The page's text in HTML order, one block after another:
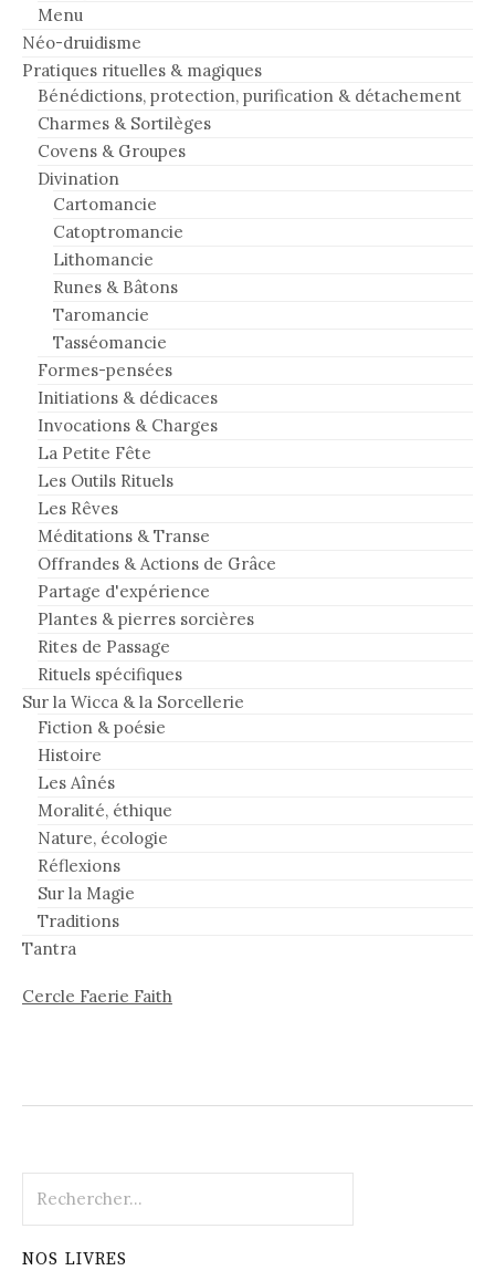
Menu
Néo-druidisme
Pratiques rituelles & magiques
Bénédictions, protection, purification & détachement
Charmes & Sortilèges
Covens & Groupes
Divination
Cartomancie
Catoptromancie
Lithomancie
Runes & Bâtons
Taromancie
Tasséomancie
Formes-pensées
Initiations & dédicaces
Invocations & Charges
La Petite Fête
Les Outils Rituels
Les Rêves
Méditations & Transe
Offrandes & Actions de Grâce
Partage d'expérience
Plantes & pierres sorcières
Rites de Passage
Rituels spécifiques
Sur la Wicca & la Sorcellerie
Fiction & poésie
Histoire
Les Aînés
Moralité, éthique
Nature, écologie
Réflexions
Sur la Magie
Traditions
Tantra
Cercle Faerie Faith
NOS LIVRES